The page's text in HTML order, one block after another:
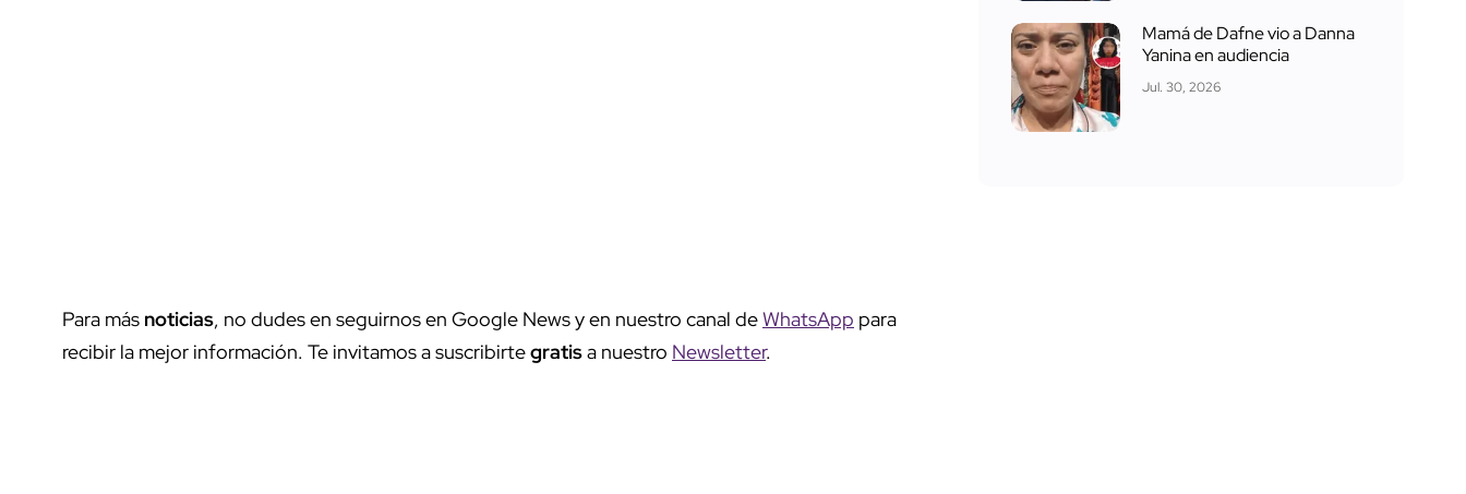
Para más noticias, no dudes en seguirnos en Google News y en nuestro canal deWhatsApp para
recibir la mejor información. Te invitamos a suscribirtegratisa nuestro Newsletter.
Mamá de Dafne vio a Danna
Yanina en audiencia
Jul. 30, 2026